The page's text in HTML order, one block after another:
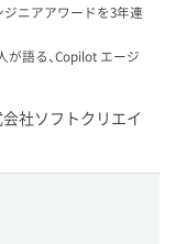
ニアアワードを3年連
語る、Copilot エージ
社ソフトクリエイ